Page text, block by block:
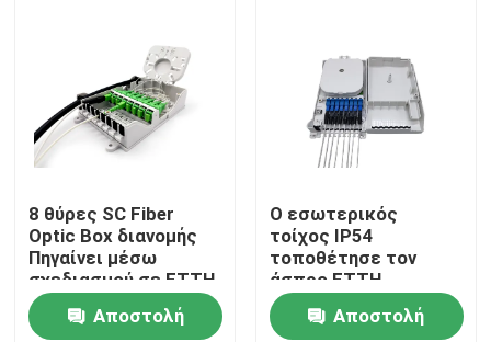
Περίπου εμείς
Ποιοτικός έλεγχος
Μας ελάτε σε επαφή με
8 θύρες SC Fiber
Optic Box διανομής
Πηγαίνει μέσω
σχεδιασμού σε FTTH
GPON CATV
Αποστολή
Ο εσωτερικός
τοίχος IP54
τοποθέτησε τον
άσπρο FTTH
οπτικών ινών
καλωδίων λήξης
Αποστολή